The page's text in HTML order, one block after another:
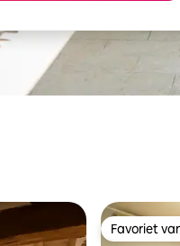
Favoriet
Favoriet